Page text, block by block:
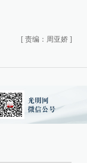
[ 责编：周亚娇 ]